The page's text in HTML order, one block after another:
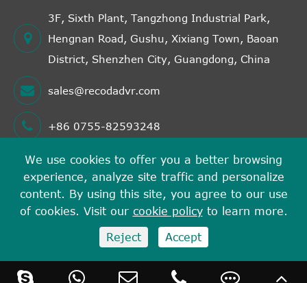
3F, Sixth Plant, Tangzhong Industrial Park,
Hengnan Road, Gushu, Xixiang Town, Baoan
District, Shenzhen City, Guangdong, China
sales@recodadvr.com
+86 0755-82593248
저작권©Shenzhen RECODA Technologies Limited모
든 권리 보유.
We use cookies to offer you a better browsing
experience, analyze site traffic and personalize
content. By using this site, you agree to our use
of cookies. Visit our cookie policyto learn more.
Reject Accept